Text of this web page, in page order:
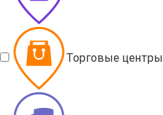
Торговые центры